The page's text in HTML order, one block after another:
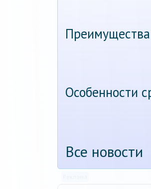
Особенности
Все новости